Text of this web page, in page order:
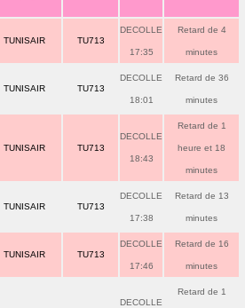
TUNISAIR TU713
DECOLLE
17:35
Retard de 4
minutes
TUNISAIR TU713
DECOLLE
18:01
Retard de 36
minutes
TUNISAIR TU713
DECOLLE
18:43
Retard de 1
heure et 18
minutes
TUNISAIR TU713
DECOLLE
17:38
Retard de 13
minutes
TUNISAIR TU713
DECOLLE
17:46
Retard de 16
minutes
DECOLLE
Retard de 1